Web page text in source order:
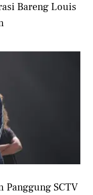
Bareng Louis
Panggung SCTV